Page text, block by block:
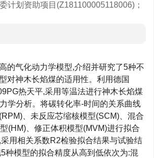
计划资助项目(Z181100005118006)；
的气化动力学模型,介绍并研究了5种不
对神木长焰煤的适用性。利用德国
热天平,采用等温法进行神木长焰煤
学分析。将碳转化率-时间的关系曲线
、未反应芯缩核模型(SCM)、混合
(HM)、修正体积模型(MVM)进行拟合
用相关系数R2检验拟合结果与试验结
种模型的拟合精度从高到低依次为:混